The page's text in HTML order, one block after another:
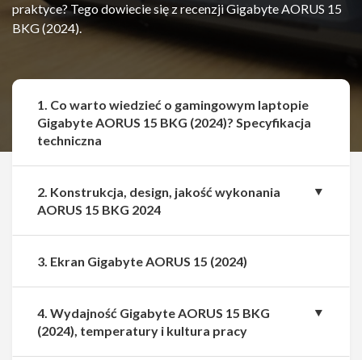
praktyce? Tego dowiecie się z recenzji Gigabyte AORUS 15
BKG (2024).
1. Co warto wiedzieć o gamingowym laptopie
Gigabyte AORUS 15 BKG (2024)? Specyfikacja
techniczna
2. Konstrukcja, design, jakość wykonania
AORUS 15 BKG 2024
3. Ekran Gigabyte AORUS 15 (2024)
4. Wydajność Gigabyte AORUS 15 BKG
(2024), temperatury i kultura pracy